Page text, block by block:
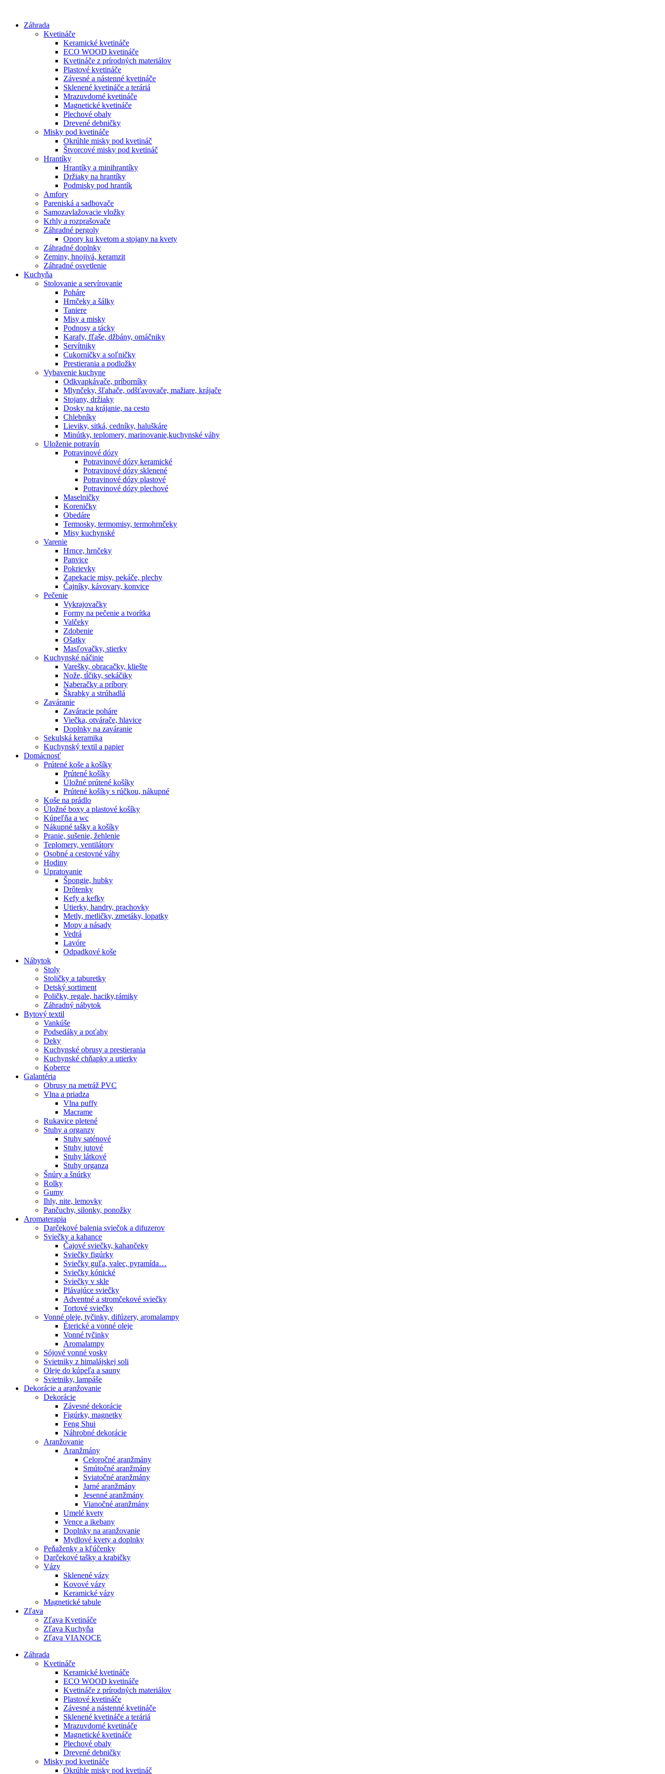
obsah
Záhrada
Kvetináče
Keramické kvetináče
ECO WOOD kvetináče
Kvetináče z prírodných materiálov
Plastové kvetináče
Závesné a nástenné kvetináče
Sklenené kvetináče a teráriá
Mrazuvdorné kvetináče
Magnetické kvetináče
Plechové obaly
Drevené debničky
Misky pod kvetináče
Okrúhle misky pod kvetináč
Štvorcové misky pod kvetináč
Hrantíky
Hrantíky a minihrantíky
Držiaky na hrantíky
Podmisky pod hrantík
Amfory
Pareniská a sadbovače
Samozavlažovacie vložky
Krhly a rozprašovače
Záhradné pergoly
Opory ku kvetom a stojany na kvety
Záhradné doplnky
Zeminy, hnojivá, keramzit
Záhradné osvetlenie
Kuchyňa
Stolovanie a servírovanie
Poháre
Hrnčeky a šálky
Taniere
Misy a misky
Podnosy a tácky
Karafy, fľaše, džbány, omáčniky
Servítniky
Cukorničky a soľničky
Prestierania a podložky
Vybavenie kuchyne
Odkvapkávače, príborníky
Mlynčeky, šľahače, odšťavovače, mažiare, krájače
Stojany, držiaky
Dosky na krájanie, na cesto
Chlebníky
Lieviky, sitká, cedníky, haluškáre
Minútky, teplomery, marinovanie,kuchynské váhy
Uloženie potravín
Potravinové dózy
Potravinové dózy keramické
Potravinové dózy sklenené
Potravinové dózy plastové
Potravinové dózy plechové
Maselničky
Koreničky
Obedáre
Termosky, termomisy, termohrnčeky
Misy kuchynské
Varenie
Hrnce, hrnčeky
Panvice
Pokrievky
Zapekacie misy, pekáče, plechy
Čajníky, kávovary, konvice
Pečenie
Vykrajovačky
Formy na pečenie a tvorítka
Valčeky
Zdobenie
Ošatky
Masľovačky, stierky
Kuchynské náčinie
Varešky, obracačky, kliešte
Nože, tĺčiky, sekáčiky
Naberačky a príbory
Škrabky a strúhadlá
Zaváranie
Zaváracie poháre
Viečka, otvárače, hlavice
Doplnky na zaváranie
Sekulská keramika
Kuchynský textil a papier
Domácnosť
Prútené koše a košíky
Prútené košíky
Úložné prútené košíky
Prútené košíky s rúčkou, nákupné
Koše na prádlo
Úložné boxy a plastové košíky
Kúpeľňa a wc
Nákupné tašky a košíky
Pranie, sušenie, žehlenie
Teplomery, ventilátory
Osobné a cestovné váhy
Hodiny
Upratovanie
Špongie, hubky
Drôtenky
Kefy a kefky
Utierky, handry, prachovky
Metly, metličky, zmetáky, lopatky
Mopy a násady
Vedrá
Lavóre
Odpadkové koše
Nábytok
Stoly
Stoličky a taburetky
Detský sortiment
Poličky, regale, haciky,rámiky
Záhradný nábytok
Bytový textil
Vankúše
Podsedáky a poťahy
Deky
Kuchynské obrusy a prestierania
Kuchynské chňapky a utierky
Koberce
Galantéria
Obrusy na metráž PVC
Vlna a priadza
Vlna puffy
Macrame
Rukavice pletené
Stuhy a organzy
Stuhy saténové
Stuhy jutové
Stuhy látkové
Stuhy organza
Šnúry a šnúrky
Rolky
Gumy
Ihly, nite, lemovky
Pančuchy, silonky, ponožky
Aromaterapia
Darčekové balenia sviečok a difuzerov
Sviečky a kahance
Čajové sviečky, kahančeky
Sviečky figúrky
Sviečky guľa, valec, pyramída…
Sviečky kónické
Sviečky v skle
Plávajúce sviečky
Adventné a stromčekové sviečky
Tortové sviečky
Vonné oleje, tyčinky, difúzery, aromalampy
Éterické a vonné oleje
Vonné tyčinky
Aromalampy
Sójové vonné vosky
Svietniky z himalájskej soli
Oleje do kúpeľa a sauny
Svietniky, lampáše
Dekorácie a aranžovanie
Dekorácie
Závesné dekorácie
Figúrky, magnetky
Feng Shui
Náhrobné dekorácie
Aranžovanie
Aranžmány
Celoročné aranžmány
Smútočné aranžmány
Sviatočné aranžmány
Jarné aranžmány
Jesenné aranžmány
Vianočné aranžmány
Umelé kvety
Vence a ikebany
Doplnky na aranžovanie
Mydlové kvety a doplnky
Peňaženky a kľúčenky
Darčekové tašky a krabičky
Vázy
Sklenené vázy
Kovové vázy
Keramické vázy
Magnetické tabule
Zľava
Zľava Kvetináče
Zľava Kuchyňa
Zľava VIANOCE
Záhrada
Kvetináče
Keramické kvetináče
ECO WOOD kvetináče
Kvetináče z prírodných materiálov
Plastové kvetináče
Závesné a nástenné kvetináče
Sklenené kvetináče a teráriá
Mrazuvdorné kvetináče
Magnetické kvetináče
Plechové obaly
Drevené debničky
Misky pod kvetináče
Okrúhle misky pod kvetináč